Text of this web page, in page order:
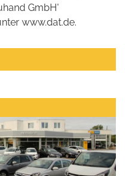
GmbH'
www.dat.de.